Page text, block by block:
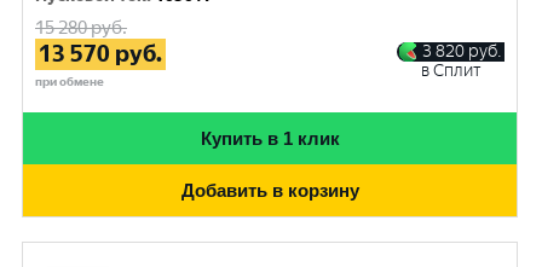
15 280руб.
13 570 руб.
при обмене
3 820 руб.
в Сплит
Купить в 1 клик
Добавить в корзину